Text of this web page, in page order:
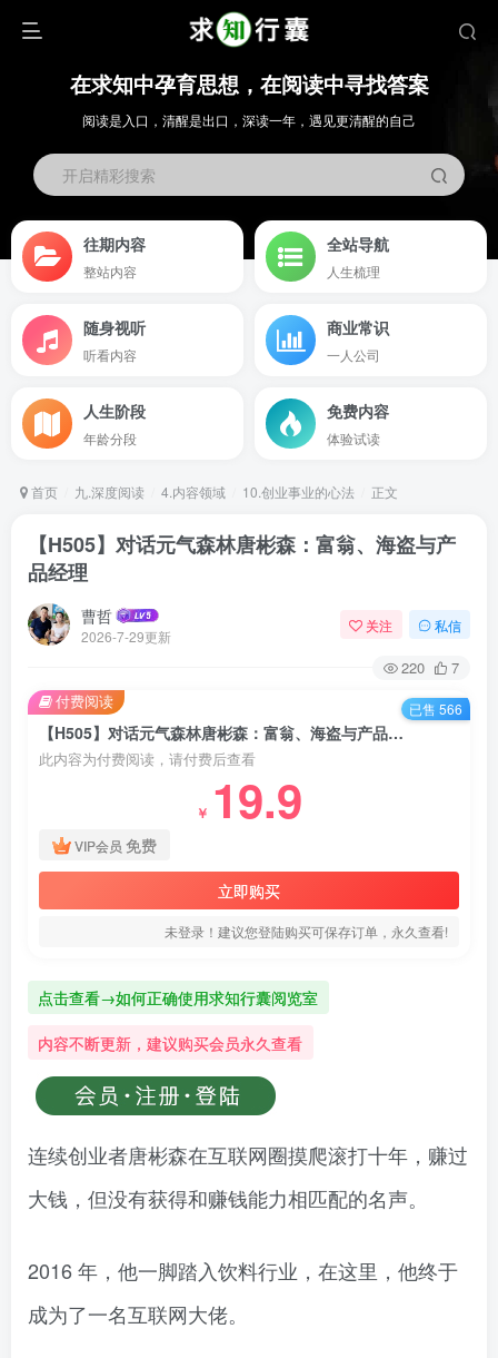
在求知中孕育思想，在阅读中寻找答案
阅读是入口，清醒是出口，深读一年，遇见更清醒的自己
开启精彩搜索
往期内容
整站内容
全站导航
人生梳理
随身视听
听看内容
商业常识
一人公司
人生阶段
年龄分段
免费内容
体验试读
首页 九.深度阅读 4.内容领域 10.创业事业的心法 正文
【H505】对话元气森林唐彬森：富翁、海盗与产
品经理
曹哲
2026-7-29更新
关注 私信
220 7
【H505】对话元气森林唐彬森：富翁、海盗与产品经理
此内容为付费阅读，请付费后查看
￥ 19.9
VIP会员 免费
立即购买
未登录！建议您登陆购买可保存订单，永久查看!
付费阅读 已售 566
点击查看→如何正确使用求知行囊阅览室
内容不断更新，建议购买会员永久查看
连续创业者唐彬森在互联网圈摸爬滚打十年，赚过
大钱，但没有获得和赚钱能力相匹配的名声。
2016 年，他一脚踏入饮料行业，在这里，他终于
成为了一名互联网大佬。